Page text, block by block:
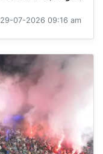
29-07-2026 09:16 am